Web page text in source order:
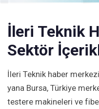
İleri Teknik
Sektör
İleri Teknik haber
yana Bursa, Türkiye
testere makineleri ve